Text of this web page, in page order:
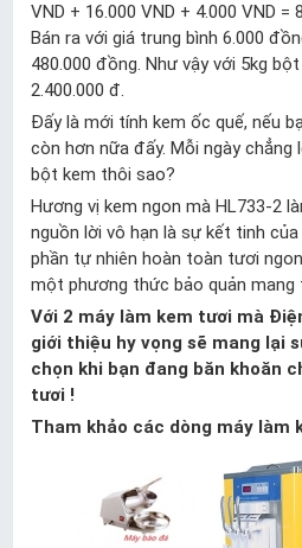
VND + 16.000 VND + 4.000 VND =
Bán ra với giá trung bình 6.000
480.000 đồng. Như vậy với 5kg
2.400.000 đ.
Đấy là mới tính kem ốc quế, nếu
còn hơn nữa đấy. Mỗi ngày chẳng
bột kem thôi sao?
Hương vị kem ngon mà HL733-2
nguồn lời vô hạn là sự kết tinh
phần tự nhiên hoàn toàn tươi
một phương thức bảo quản mang
Với 2 máy làm kem tươi mà
giới thiệu hy vọng sẽ mang lại
chọn khi bạn đang băn khoăn
tươi !
Tham khảo các dòng máy làm